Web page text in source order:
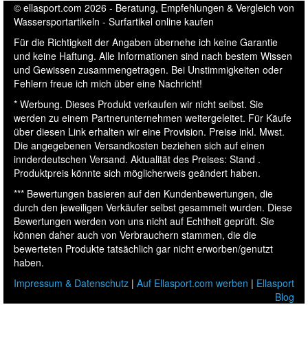
© ellasport.com 2026 - Beratung, Empfehlungen & Vergleich von
Wassersportartikeln - Surfartikel online kaufen
Für die Richtigkeit der Angaben übernehe ich keine Garantie
und keine Haftung. Alle Informationen sind nach bestem Wissen
und Gewissen zusammengetragen. Bei Unstimmigkeiten oder
Fehlern freue ich mich über eine Nachricht!
* Werbung. Dieses Produkt verkaufen wir nicht selbst. Sie
werden zu einem Partnerunternehmen weitergeleitet. Für Käufe
über diesen Link erhalten wir eine Provision. Preise inkl. Mwst.
Die angegebenen Versandkosten beziehen sich auf einen
innderdeutschen Versand. Aktualität des Preises: Stand .
Produktpreis könnte sich möglicherweis geändert haben.
*** Bewertungen basieren auf den Kundenbewertungen, die
durch den jeweiligen Verkäufer selbst gesammelt wurden. Diese
Bewertungen werden von uns nicht auf Echtheit geprüft. Sie
können daher auch von Verbrauchern stammen, die die
bewerteten Produkte tatsächlich gar nicht erworben/genutzt
haben.
Impressum & Datenschutz | Auf Ellasport.com werben | Ellasport
Blog